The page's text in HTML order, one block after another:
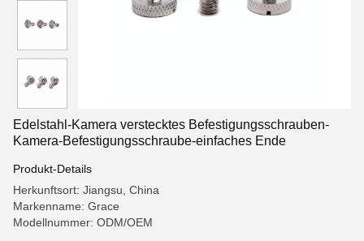
Edelstahl-Kamera verstecktes Befestigungsschrauben-
Kamera-Befestigungsschraube-einfaches Ende
Produkt-Details
Herkunftsort: Jiangsu, China
Markenname: Grace
Modellnummer: ODM/OEM